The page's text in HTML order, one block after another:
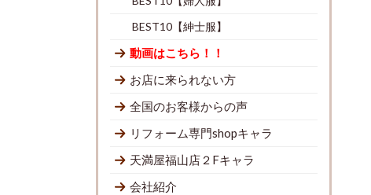
BEST10【紳士服】
動画はこちら！！
お店に来られない方
全国のお客様からの声
リフォーム専門shopキャラ
天満屋福山店２Fキャラ
会社紹介